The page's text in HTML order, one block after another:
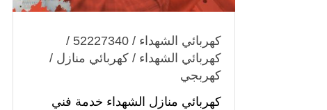
كهربائي الشهداء / 52227340 /
كهربائي الشهداء / كهربائي منازل /
كهربجي
كهربائي منازل الشهداء خدمة فني